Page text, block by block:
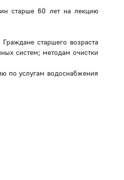
старше 60 лет на лекцию
старшего возраста
систем; методам очистки
по услугам водоснабжения